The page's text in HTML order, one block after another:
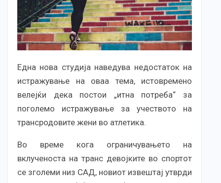
Една нова студија наведува недостаток на
истражување на оваа тема, истовремено
велејќи дека постои „итна потреба“ за
поголемо истражување за учеството на
трансродовите жени во атлетика.
Во време кога ограничувањето на
вклученоста на транс девојките во спортот
се зголеми низ САД, новиот извештај утврди